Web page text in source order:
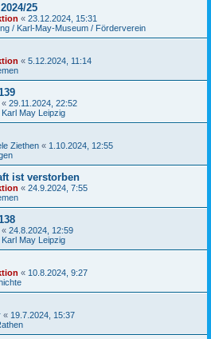
25
« 23.12.2024, 15:31
/ Karl-May-Museum / Förderverein
« 5.12.2024, 11:14
« 29.11.2024, 22:52
May Leipzig
Ziethen « 1.10.2024, 12:55
ist verstorben
« 24.9.2024, 7:55
« 24.8.2024, 12:59
May Leipzig
« 10.8.2024, 9:27
« 19.7.2024, 15:37